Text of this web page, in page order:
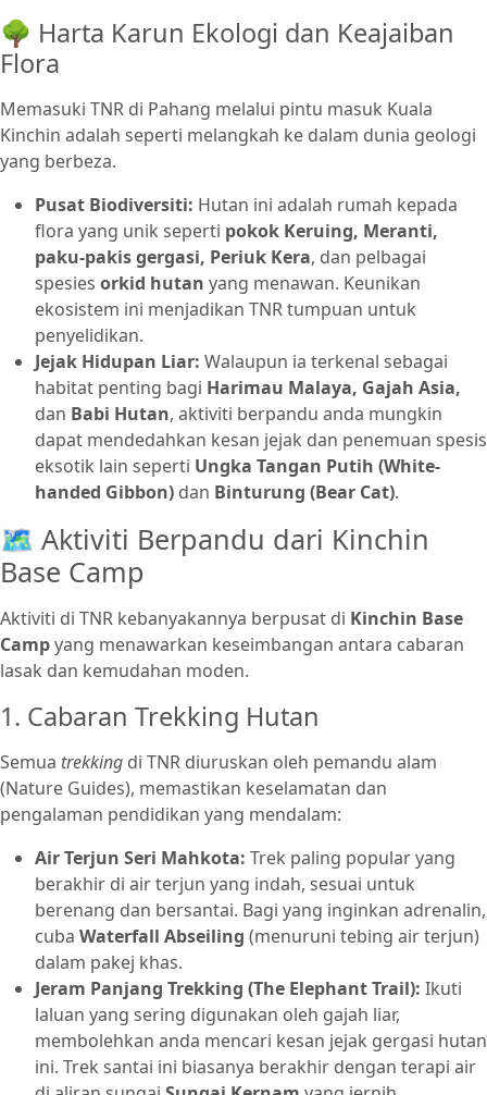
🌳 Harta Karun Ekologi dan Keajaiban
Flora
Memasuki TNR di Pahang melalui pintu masuk Kuala
Kinchin adalah seperti melangkah ke dalam dunia geologi
yang berbeza.
Pusat Biodiversiti: Hutan ini adalah rumah kepada
flora yang unik seperti pokok Keruing, Meranti,
paku-pakis gergasi, Periuk Kera, dan pelbagai
spesies orkid hutan yang menawan. Keunikan
ekosistem ini menjadikan TNR tumpuan untuk
penyelidikan.
Jejak Hidupan Liar: Walaupun ia terkenal sebagai
habitat penting bagi Harimau Malaya, Gajah Asia,
dan Babi Hutan, aktiviti berpandu anda mungkin
dapat mendedahkan kesan jejak dan penemuan spesis
eksotik lain seperti Ungka Tangan Putih (White-
handed Gibbon) dan Binturung (Bear Cat).
🗺️ Aktiviti Berpandu dari Kinchin
Base Camp
Aktiviti di TNR kebanyakannya berpusat di Kinchin Base
Campyang menawarkan keseimbangan antara cabaran
lasak dan kemudahan moden.
1. Cabaran Trekking Hutan
Semua trekking di TNR diuruskan oleh pemandu alam
(Nature Guides), memastikan keselamatan dan
pengalaman pendidikan yang mendalam:
Air Terjun Seri Mahkota: Trek paling popular yang
berakhir di air terjun yang indah, sesuai untuk
berenang dan bersantai. Bagi yang inginkan adrenalin,
cuba Waterfall Abseiling (menuruni tebing air terjun)
dalam pakej khas.
Jeram Panjang Trekking (The Elephant Trail): Ikuti
laluan yang sering digunakan oleh gajah liar,
membolehkan anda mencari kesan jejak gergasi hutan
ini. Trek santai ini biasanya berakhir dengan terapi air